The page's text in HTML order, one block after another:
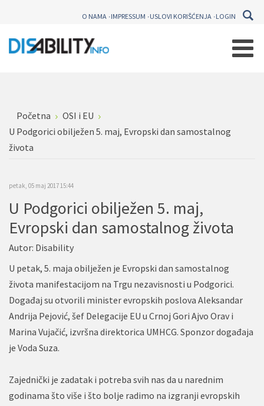
O NAMA IMPRESSUM USLOVI KORIŠĆENJA LOGIN
Početna
OSI i EU
U Podgorici obilježen 5. maj, Evropski dan samostalnog
života
petak, 05 maj 2017 15:44
U Podgorici obilježen 5. maj,
Evropski dan samostalnog života
Autor: Disability
U petak, 5. maja obilježen je Evropski dan samostalnog
života manifestacijom na Trgu nezavisnosti u Podgorici.
Događaj su otvorili minister evropskih poslova Aleksandar
Andrija Pejović, šef Delegacije EU u Crnoj Gori Ajvo Orav i
Marina Vujačić, izvršna direktorica UMHCG. Sponzor događaja
je Voda Suza.
Zajednički je zadatak i potreba svih nas da u narednim
godinama što više i što bolje radimo na izgranji evropskih